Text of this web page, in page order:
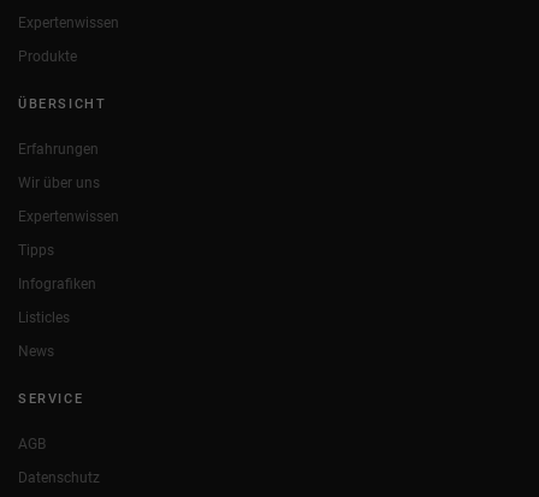
Expertenwissen
Produkte
ÜBERSICHT
Erfahrungen
Wir über uns
Expertenwissen
Tipps
Infografiken
Listicles
News
SERVICE
AGB
Datenschutz